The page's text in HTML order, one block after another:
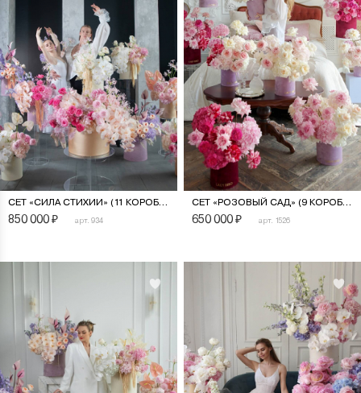
СЕТ «СИЛА СТИХИИ» (11 КОРОБОК)
850 000₽ арт. 934
СЕТ «РОЗОВЫЙ САД» (9 КОРОБОК)
650 000₽ арт. 1526